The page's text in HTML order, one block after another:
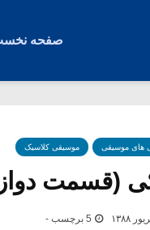
صفحه
های موسیقی موسیقی کلاسیک
(قسمت
5 برچسب -